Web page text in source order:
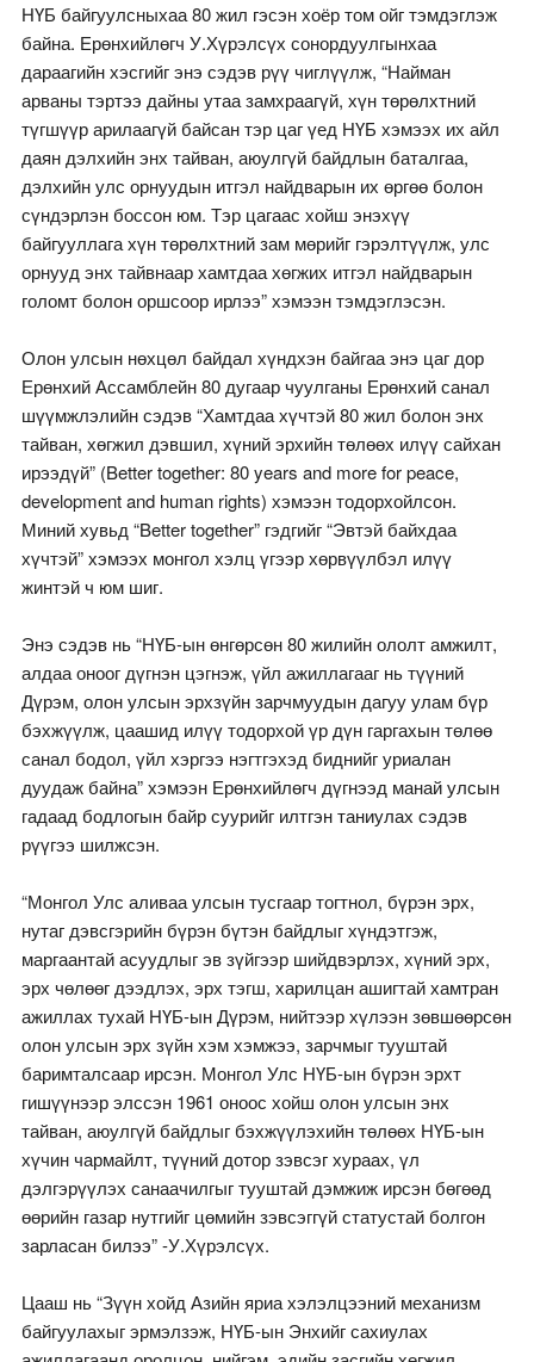
НҮБ байгуулсныхаа 80 жил гэсэн хоёр том ойг тэмдэглэж
байна. Ерөнхийлөгч У.Хүрэлсүх сонордуулгынхаа
дараагийн хэсгийг энэ сэдэв рүү чиглүүлж, “Найман
арваны тэртээ дайны утаа замхраагүй, хүн төрөлхтний
түгшүүр арилаагүй байсан тэр цаг үед НҮБ хэмээх их айл
даян дэлхийн энх тайван, аюулгүй байдлын баталгаа,
дэлхийн улс орнуудын итгэл найдварын их өргөө болон
сүндэрлэн боссон юм. Тэр цагаас хойш энэхүү
байгууллага хүн төрөлхтний зам мөрийг гэрэлтүүлж, улс
орнууд энх тайвнаар хамтдаа хөгжих итгэл найдварын
голомт болон оршсоор ирлээ” хэмээн тэмдэглэсэн.
Олон улсын нөхцөл байдал хүндхэн байгаа энэ цаг дор
Ерөнхий Ассамблейн 80 дугаар чуулганы Ерөнхий санал
шүүмжлэлийн сэдэв “Хамтдаа хүчтэй 80 жил болон энх
тайван, хөгжил дэвшил, хүний эрхийн төлөөх илүү сайхан
ирээдүй” (Better together: 80 years and more for peace,
development and human rights) хэмээн тодорхойлсон.
Миний хувьд “Better together” гэдгийг “Эвтэй байхдаа
хүчтэй” хэмээх монгол хэлц үгээр хөрвүүлбэл илүү
жинтэй ч юм шиг.
Энэ сэдэв нь “НҮБ-ын өнгөрсөн 80 жилийн ололт амжилт,
алдаа оноог дүгнэн цэгнэж, үйл ажиллагааг нь түүний
Дүрэм, олон улсын эрхзүйн зарчмуудын дагуу улам бүр
бэхжүүлж, цаашид илүү тодорхой үр дүн гаргахын төлөө
санал бодол, үйл хэргээ нэгтгэхэд биднийг уриалан
дуудаж байна” хэмээн Ерөнхийлөгч дүгнээд манай улсын
гадаад бодлогын байр суурийг илтгэн таниулах сэдэв
рүүгээ шилжсэн.
“Монгол Улс аливаа улсын тусгаар тогтнол, бүрэн эрх,
нутаг дэвсгэрийн бүрэн бүтэн байдлыг хүндэтгэж,
маргаантай асуудлыг эв зүйгээр шийдвэрлэх, хүний эрх,
эрх чөлөөг дээдлэх, эрх тэгш, харилцан ашигтай хамтран
ажиллах тухай НҮБ-ын Дүрэм, нийтээр хүлээн зөвшөөрсөн
олон улсын эрх зүйн хэм хэмжээ, зарчмыг тууштай
баримталсаар ирсэн. Монгол Улс НҮБ-ын бүрэн эрхт
гишүүнээр элссэн 1961 оноос хойш олон улсын энх
тайван, аюулгүй байдлыг бэхжүүлэхийн төлөөх НҮБ-ын
хүчин чармайлт, түүний дотор зэвсэг хураах, үл
дэлгэрүүлэх санаачилгыг тууштай дэмжиж ирсэн бөгөөд
өөрийн газар нутгийг цөмийн зэвсэггүй статустай болгон
зарласан билээ” -У.Хүрэлсүх.
Цааш нь “Зүүн хойд Азийн яриа хэлэлцээний механизм
байгуулахыг эрмэлзэж, НҮБ-ын Энхийг сахиулах